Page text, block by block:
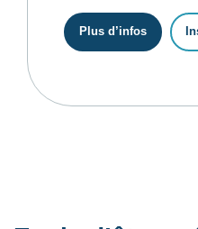
Plus d’infos